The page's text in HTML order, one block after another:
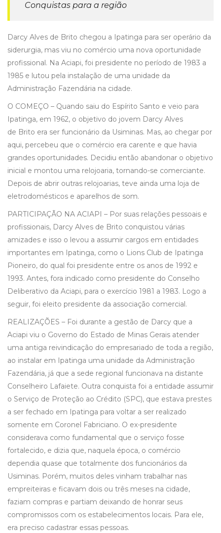
Conquistas para a região
Darcy Alves de Brito chegou a Ipatinga para ser operário da
siderurgia, mas viu no comércio uma nova oportunidade
profissional. Na Aciapi, foi presidente no período de 1983 a
1985 e lutou pela instalação de uma unidade da
Administração Fazendária na cidade.
O COMEÇO – Quando saiu do Espírito Santo e veio para
Ipatinga, em 1962, o objetivo do jovem Darcy Alves
de Brito era ser funcionário da Usiminas. Mas, ao chegar por
aqui, percebeu que o comércio era carente e que havia
grandes oportunidades. Decidiu então abandonar o objetivo
inicial e montou uma relojoaria, tornando-se comerciante.
Depois de abrir outras relojoarias, teve ainda uma loja de
eletrodomésticos e aparelhos de som.
PARTICIPAÇÃO NA ACIAPI – Por suas relações pessoais e
profissionais, Darcy Alves de Brito conquistou várias
amizades e isso o levou a assumir cargos em entidades
importantes em Ipatinga, como o Lions Club de Ipatinga
Pioneiro, do qual foi presidente entre os anos de 1992 e
1993. Antes, fora indicado como presidente do Conselho
Deliberativo da Aciapi, para o exercício 1981 a 1983. Logo a
seguir, foi eleito presidente da associação comercial.
REALIZAÇÕES – Foi durante a gestão de Darcy que a
Aciapi viu o Governo do Estado de Minas Gerais atender
uma antiga reivindicação do empresariado de toda a região,
ao instalar em Ipatinga uma unidade da Administração
Fazendária, já que a sede regional funcionava na distante
Conselheiro Lafaiete. Outra conquista foi a entidade assumir
o Serviço de Proteção ao Crédito (SPC), que estava prestes
a ser fechado em Ipatinga para voltar a ser realizado
somente em Coronel Fabriciano. O ex-presidente
considerava como fundamental que o serviço fosse
fortalecido, e dizia que, naquela época, o comércio
dependia quase que totalmente dos funcionários da
Usiminas. Porém, muitos deles vinham trabalhar nas
empreiteiras e ficavam dois ou três meses na cidade,
faziam compras e partiam deixando de honrar seus
compromissos com os estabelecimentos locais. Para ele,
era preciso cadastrar essas pessoas.